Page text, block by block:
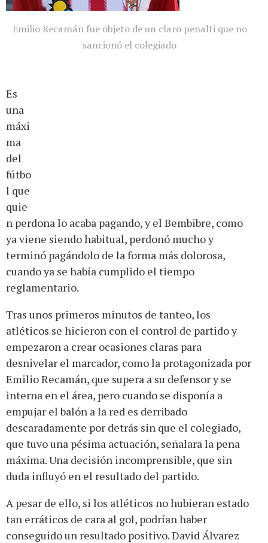
Emilio Recamán fue objeto de un claro penalti que no
sancionó el colegiado
Es
una
máxi
ma
del
fútbo
l que
quie
n perdona lo acaba pagando, y el Bembibre, como
ya viene siendo habitual, perdonó mucho y
terminó pagándolo de la forma más dolorosa,
cuando ya se había cumplido el tiempo
reglamentario.
Tras unos primeros minutos de tanteo, los
atléticos se hicieron con el control de partido y
empezaron a crear ocasiones claras para
desnivelar el marcador, como la protagonizada por
Emilio Recamán, que supera a su defensor y se
interna en el área, pero cuando se disponía a
empujar el balón a la red es derribado
descaradamente por detrás sin que el colegiado,
que tuvo una pésima actuación, señalara la pena
máxima. Una decisión incomprensible, que sin
duda influyó en el resultado del partido.
A pesar de ello, si los atléticos no hubieran estado
tan erráticos de cara al gol, podrían haber
conseguido un resultado positivo. David Álvarez